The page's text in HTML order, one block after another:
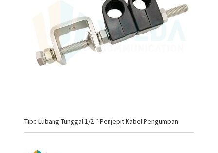
Tipe Lubang Tunggal 1/2 ″ Penjepit Kabel Pengumpan